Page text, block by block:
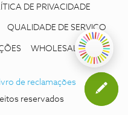
DE PRIVACIDADE
QUALIDADE DE SERVIÇO
WHOLESALE
reservados